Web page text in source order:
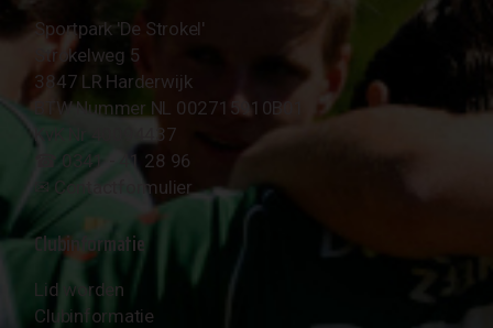
Sportpark 'De Strokel'
Strokelweg 5
3847 LR Harderwijk
BTW Nummer NL 002715910B01
KvK Nr 40094437
☎︎ 0341 - 41 28 96
✉︎ Contactformulier
Clubinformatie
Lid worden
Clubinformatie